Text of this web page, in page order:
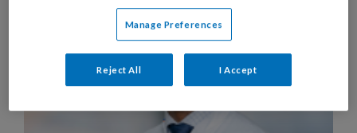
Manage Preferences
Reject All I Accept